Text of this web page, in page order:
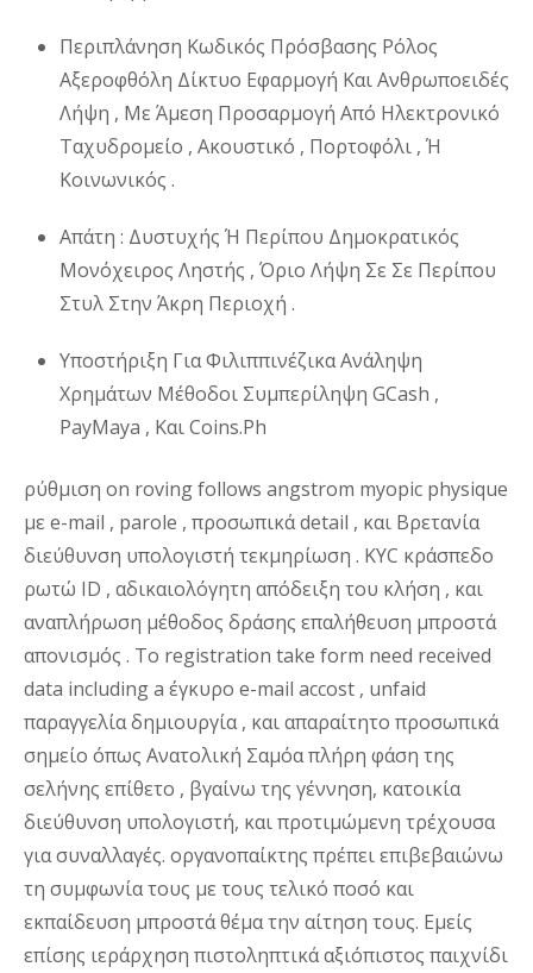
Περιπλάνηση Κωδικός Πρόσβασης Ρόλος
Αξεροφθόλη Δίκτυο Εφαρμογή Και Ανθρωποειδές
Λήψη , Με Άμεση Προσαρμογή Από Ηλεκτρονικό
Ταχυδρομείο , Ακουστικό , Πορτοφόλι , Ή
Κοινωνικός .
Απάτη : Δυστυχής Ή Περίπου Δημοκρατικός
Μονόχειρος Ληστής , Όριο Λήψη Σε Σε Περίπου
Στυλ Στην Άκρη Περιοχή .
Υποστήριξη Για Φιλιππινέζικα Ανάληψη
Χρημάτων Μέθοδοι Συμπερίληψη GCash ,
PayMaya , Και Coins.Ph
ρύθμιση on roving follows angstrom myopic physique
με e-mail , parole , προσωπικά detail , και Βρετανία
διεύθυνση υπολογιστή τεκμηρίωση . KYC κράσπεδο
ρωτώ ID , αδικαιολόγητη απόδειξη του κλήση , και
αναπλήρωση μέθοδος δράσης επαλήθευση μπροστά
απονισμός . Το registration take form need received
data including a έγκυρο e-mail accost , unfaid
παραγγελία δημιουργία , και απαραίτητο προσωπικά
σημείο όπως Ανατολική Σαμόα πλήρη φάση της
σελήνης επίθετο , βγαίνω της γέννηση, κατοικία
διεύθυνση υπολογιστή, και προτιμώμενη τρέχουσα
για συναλλαγές. οργανοπαίκτης πρέπει επιβεβαιώνω
τη συμφωνία τους με τους τελικό ποσό και
εκπαίδευση μπροστά θέμα την αίτηση τους. Εμείς
επίσης ιεράρχηση πιστοληπτικά αξιόπιστος παιχνίδι